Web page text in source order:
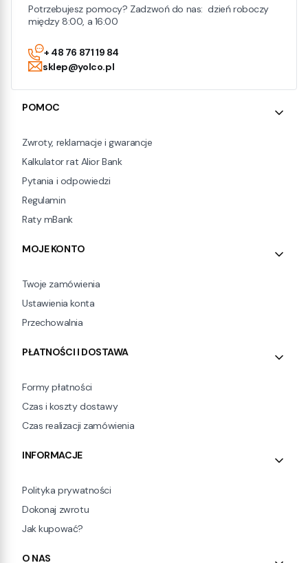
Potrzebujesz pomocy? Zadzwoń do nas: dzień roboczy
między 8:00, a 16:00
+ 48 76 871 19 84
sklep@yolco.pl
Linki w stopce
POMOC
Zwroty, reklamacje i gwarancje
Kalkulator rat Alior Bank
Pytania i odpowiedzi
Regulamin
Raty mBank
MOJE KONTO
Twoje zamówienia
Ustawienia konta
Przechowalnia
PŁATNOŚCI I DOSTAWA
Formy płatności
Czas i koszty dostawy
Czas realizacji zamówienia
INFORMACJE
Polityka prywatności
Dokonaj zwrotu
Jak kupować?
O NAS